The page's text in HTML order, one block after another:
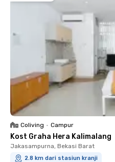
Coliving • Campur
Kost Graha Hera Kalimalang
Jakasampurna, Bekasi Barat
2.8 km dari stasiun kranji